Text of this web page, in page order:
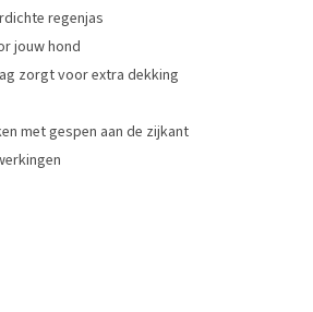
regenjas
jouw hond
zorgt voor extra dekking
met gespen aan de zijkant